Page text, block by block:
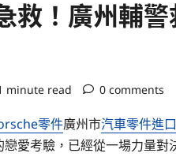
救！廣州輔
minute read 0 comments
零件廣州市汽車零件進
愛考驗，已經從一場力量